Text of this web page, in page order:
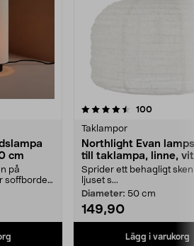
cm
på
soffbordet.
100
Taklampor
Northlight Evan
till taklampa, linne, vit
Sprider ett behagligt
ljuset s...
Diameter: 50 cm
149,90
Lägg i varukorg
4.5av 5 stjärnor